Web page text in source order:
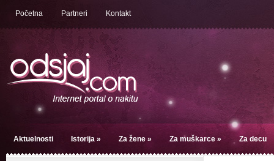
Početna Partneri Kontakt
Aktuelnosti Istorija » Za žene » Za muškarce » Za decu